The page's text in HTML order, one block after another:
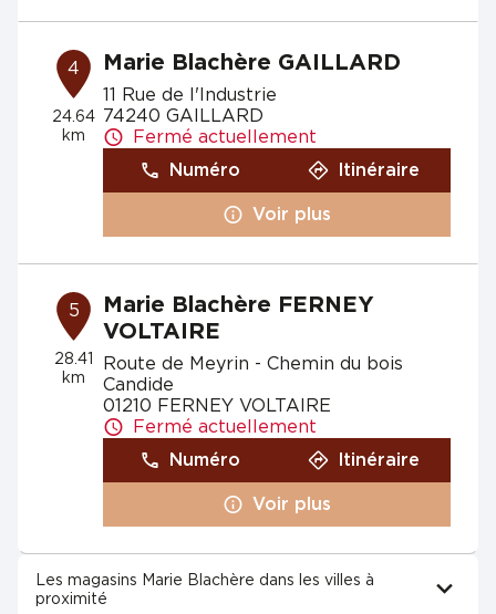
4
24.64
km
Marie Blachère GAILLARD
11 Rue de l'Industrie
74240 GAILLARD
Fermé actuellement
Numéro
Itinéraire
Voir plus
5
28.41
km
Marie Blachère FERNEY
VOLTAIRE
Route de Meyrin - Chemin du bois
Candide
01210 FERNEY VOLTAIRE
Fermé actuellement
Numéro
Itinéraire
Voir plus
Les magasins Marie Blachère dans les villes à
proximité